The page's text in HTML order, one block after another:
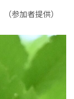
者提供）